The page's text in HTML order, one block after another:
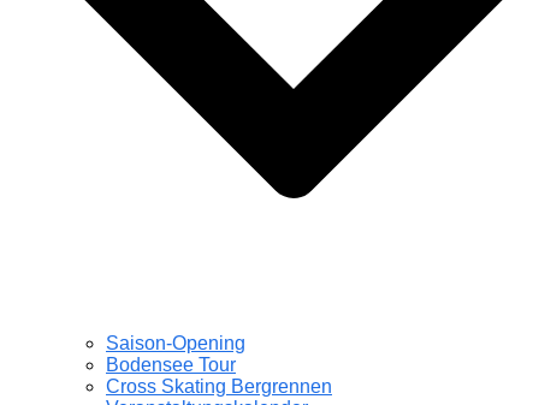
Saison-Opening
Bodensee Tour
Cross Skating Bergrennen